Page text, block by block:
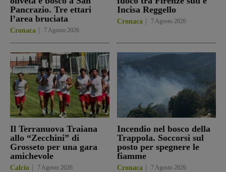
Pancrazio. Tre ettari
l’area bruciata
Cronaca 7 Agosto 2026
Incisa Reggello
Cronaca 7 Agosto 2026
Il Terranuova Traiana
allo “Zecchini” di
Grosseto per una gara
amichevole
Calcio 7 Agosto 2026
Incendio nel bosco della
Trappola. Soccorsi sul
posto per spegnere le
fiamme
Cronaca 7 Agosto 2026